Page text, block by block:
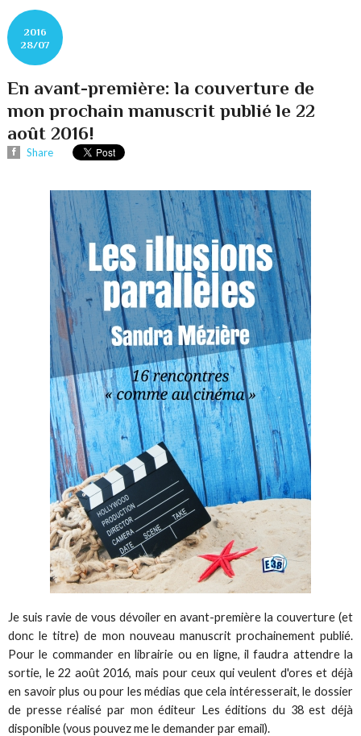
2016
28/07
En avant-première: la couverture de
mon prochain manuscrit publié le 22
août 2016!
Share
Je suis ravie de vous dévoiler en avant-première la couverture (et
donc le titre) de mon nouveau manuscrit prochainement publié.
Pour le commander en librairie ou en ligne, il faudra attendre la
sortie, le 22 août 2016, mais pour ceux qui veulent d'ores et déjà
en savoir plus ou pour les médias que cela intéresserait, le dossier
de presse réalisé par mon éditeur Les éditions du 38 est déjà
disponible (vous pouvez me le demander par email).